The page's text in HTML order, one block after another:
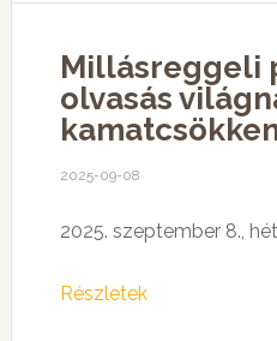
Millásreggeli
olvasás
2025-09-08
2025. szeptember 8.,
Részletek